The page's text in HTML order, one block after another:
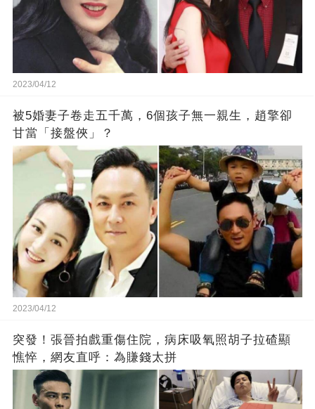
2023/04/12
被5婚妻子卷走五千萬，6個孩子無一親生，趙擎卻
甘當「接盤俠」？
2023/04/12
突發！張晉拍戲重傷住院，病床吸氧照胡子拉碴顯
憔悴，網友直呼：為賺錢太拼